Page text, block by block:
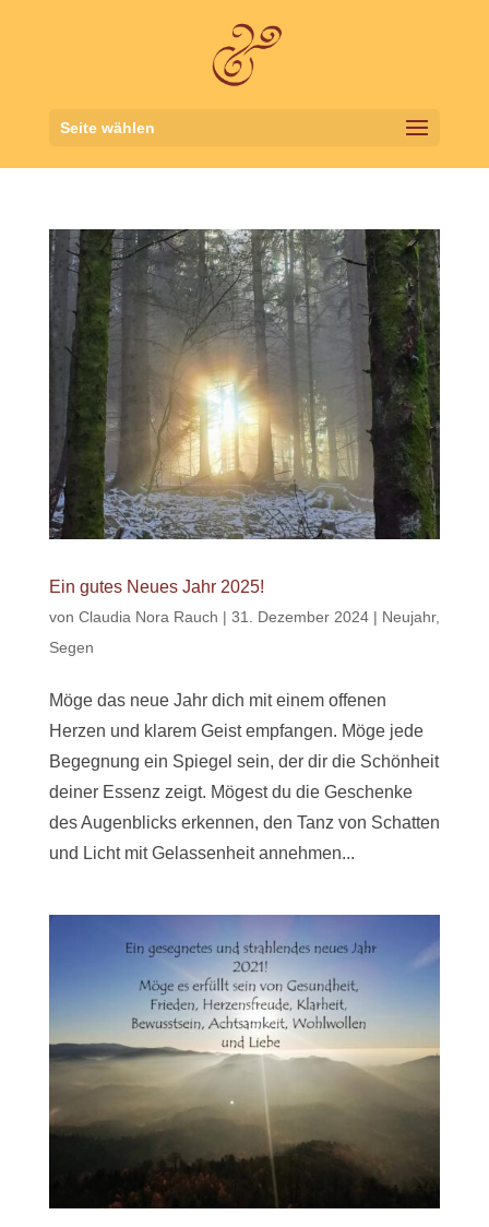
Seite wählen
Ein gutes Neues Jahr 2025!
von Claudia Nora Rauch | 31. Dezember 2024| Neujahr,
Segen
Möge das neue Jahr dich mit einem offenen
Herzen und klarem Geist empfangen. Möge jede
Begegnung ein Spiegel sein, der dir die Schönheit
deiner Essenz zeigt. Mögest du die Geschenke
des Augenblicks erkennen, den Tanz von Schatten
und Licht mit Gelassenheit annehmen...